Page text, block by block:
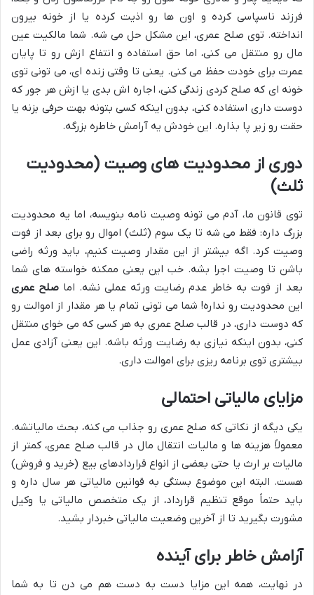
فرزند ناسپاسی کرده و اون ها رو اذیت کرده یا از خونه بیرون
انداخته. توی صلح عمری، این مشکل حل می شه. شما مالکیت عین
مال رو منتقل می کنی، اما حق استفاده و انتفاع ازش رو تا پایان
عمرت برای خودت حفظ می کنی. یعنی تا وقتی زنده ای، می تونی توی
خونه ای که صلح کردی زندگی کنی، اجاره اش بدی یا ازش هر جور که
دوست داری استفاده کنی، بدون اینکه کسی بتونه بهت حرفی بزنه یا
حقت رو زیر پا بذاره. این خودش یه آرامش خاطره بزرگه.
دوری از محدودیت های وصیت (محدودیت
ثلث)
توی قانون ما، آدم می تونه وصیت نامه بنویسه، اما یه محدودیت
بزرگ داره: فقط می شه تا یک سوم (ثلث) اموال رو برای بعد از فوت
وصیت کرد. اگه بیشتر از این مقدار وصیت کنیم، باید ورثه راضی
باشن تا وصیت اجرا بشه. خب این یعنی ممکنه خواسته های شما
بعد از فوت به خاطر عدم رضایت ورثه عملی نشه. اما صلح عمری
این محدودیت رو نداره! شما می تونی تمام یا هر مقدار از اموالت رو
که دوست داری، در قالب صلح عمری به هر کسی که می خوای منتقل
کنی، بدون اینکه نیازی به رضایت ورثه باشه. این یعنی آزادی عمل
بیشتری توی برنامه ریزی برای اموالت داری.
مزایای مالیاتی احتمالی
یکی دیگه از نکاتی که صلح عمری رو جذاب می کنه، بحث مالیاتشه.
معمولاً هزینه ها و مالیات انتقال مال در قالب صلح عمری، کمتر از
مالیات بر ارث یا حتی بعضی از انواع قراردادهای بیع (خرید و فروش)
هست. البته این موضوع بستگی به قوانین مالیاتی هر سال داره و
باید حتماً موقع تنظیم قرارداد، از یک متخصص مالیاتی یا وکیل
مشورت بگیرید تا از آخرین وضعیت مالیاتی خبردار بشید.
آرامش خاطر برای آینده
در نهایت، همه این مزایا دست به دست هم می دن تا به شما